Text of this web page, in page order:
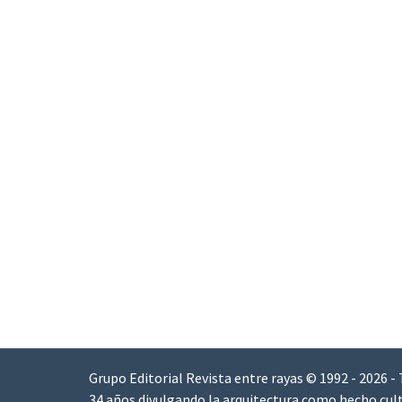
Grupo Editorial Revista entre rayas © 1992 - 2026 -